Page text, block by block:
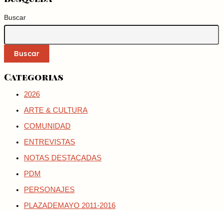
Buscar
Buscar
Categorias
2026
ARTE & CULTURA
COMUNIDAD
ENTREVISTAS
NOTAS DESTACADAS
PDM
PERSONAJES
PLAZADEMAYO 2011-2016